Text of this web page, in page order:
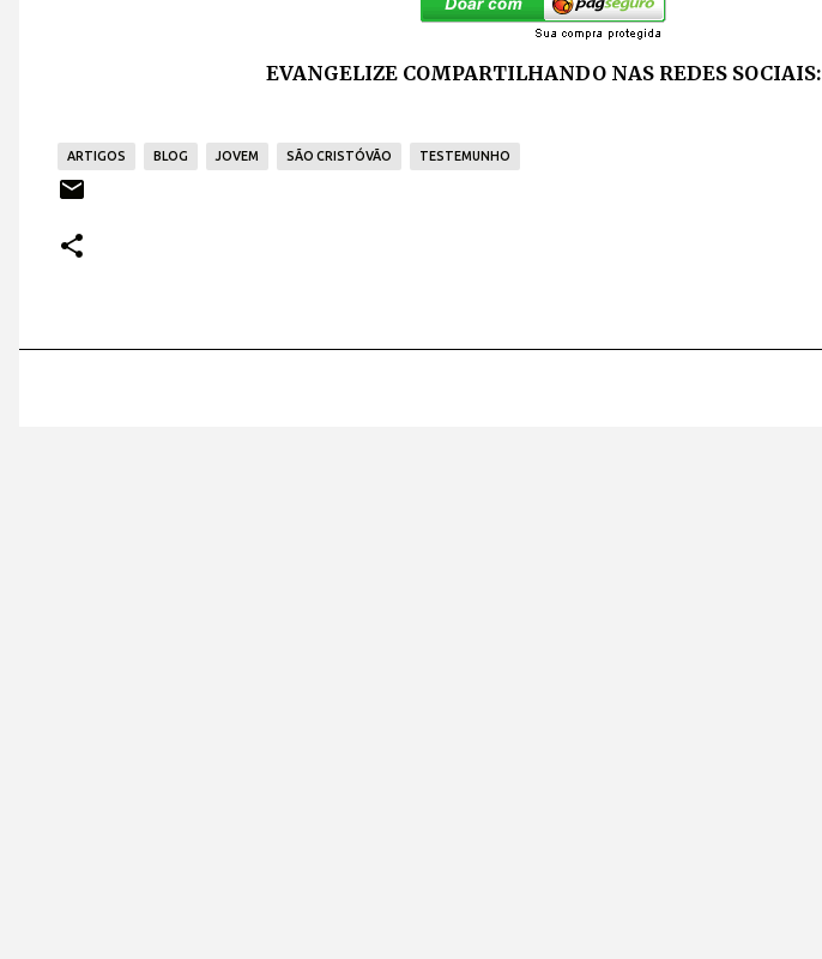
EVANGELIZE COMPARTILHANDO NAS REDES SOCIAIS:
ARTIGOS BLOG JOVEM SÃO CRISTÓVÃO TESTEMUNHO